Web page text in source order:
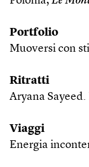
Portfolio
Muoversi con
Ritratti
Aryana
Viaggi
Energia